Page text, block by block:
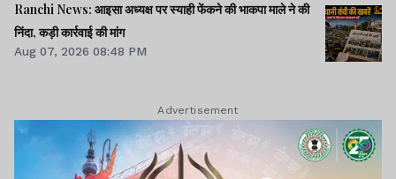
Ranchi News: आइसा अध्यक्ष पर स्याही फेंकने की भाकपा माले ने की
निंदा, कड़ी कार्रवाई की मांग
Aug 07, 2026 08:48 PM
Advertisement